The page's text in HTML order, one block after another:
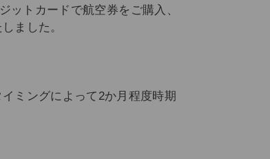
ットカードで航空券をご購入、
ました。
ミングによって2か月程度時期